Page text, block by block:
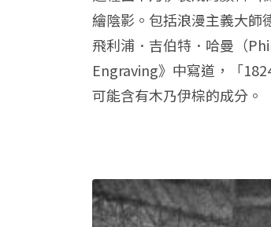
繪陰影。包括浪漫主義大師
飛利浦．吉伯特．哈曼（
Engraving》中寫道，「
可能含有木乃伊棕的成分。